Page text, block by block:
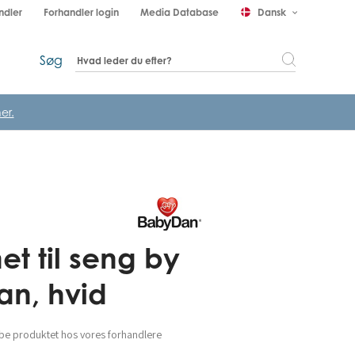
Forhandler login Media Database Dansk keyboard_arrow_down
Søg
til seng by
hvid
produktet hos vores forhandlere